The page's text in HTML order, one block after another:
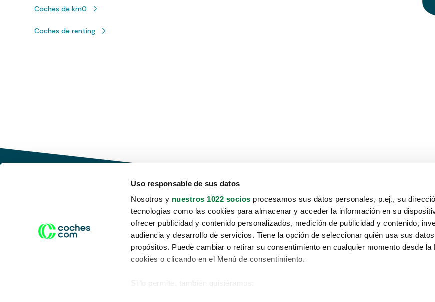
Uso responsable de sus datos
Nosotros y nuestros 1022 socios procesamos sus datos personales, p.ej., su
tecnologías como las cookies para almacenar y acceder la información en su
ofrecer publicidad y contenido personalizados, medición de publicidad y contenido,
audiencia y desarrollo de servicios. Tiene la opción de seleccionar quién usa sus
propósitos. Puede cambiar o retirar su consentimiento en cualquier momento desde la
cookies o clicando en el Menú de consentimiento.
Si lo permite, también quisiéramos:
Coches de km0
Coches de renting
Conduce tu futuro,
desata tu movilidad